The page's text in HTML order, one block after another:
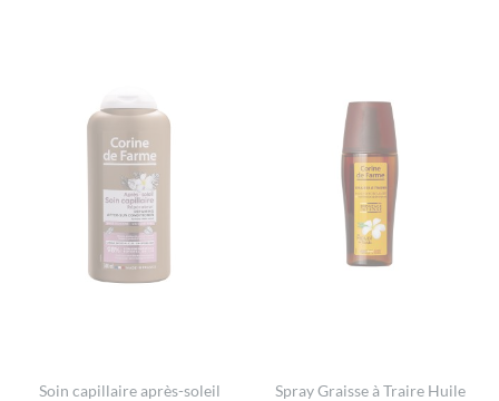
Soin capillaire après-soleil
Spray Graisse à Traire Huile